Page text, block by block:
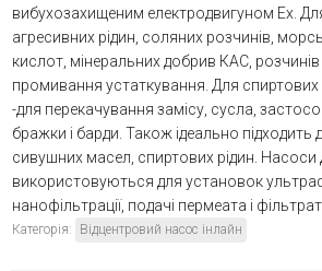
вибухозахищеним електродвигуном Ex.
агресивних рідин, соляних розчинів,
кислот, мінеральних добрив КАС, розчинів
промивання устаткування. Для спиртових
-для перекачування замісу, сусла,
бражки і барди. Також ідеально підходить
сивушних масел, спиртових рідин. Насоси
використовуються для установок
нанофільтрації, подачі пермеата і
Категорія: Відцентровий насос інлайн